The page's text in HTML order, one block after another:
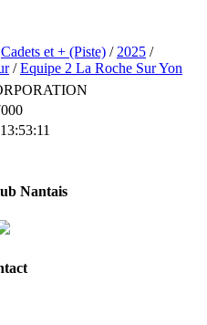
Cadets et + (Piste) / 2025 /
/Equipe 2 La Roche Sur Yon
Nantais